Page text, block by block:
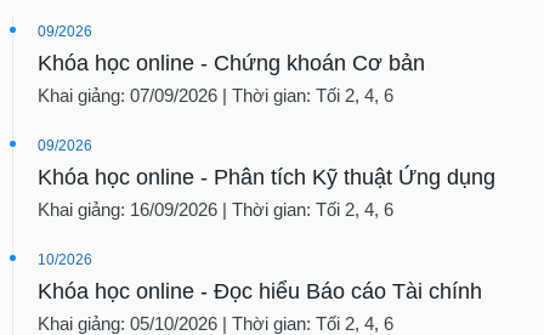
09/2026
Khóa học online - Chứng khoán Cơ bản
Khai giảng: 07/09/2026 | Thời gian: Tối 2, 4, 6
09/2026
Khóa học online - Phân tích Kỹ thuật Ứng dụng
Khai giảng: 16/09/2026 | Thời gian: Tối 2, 4, 6
10/2026
Khóa học online - Đọc hiểu Báo cáo Tài chính
Khai giảng: 05/10/2026 | Thời gian: Tối 2, 4, 6